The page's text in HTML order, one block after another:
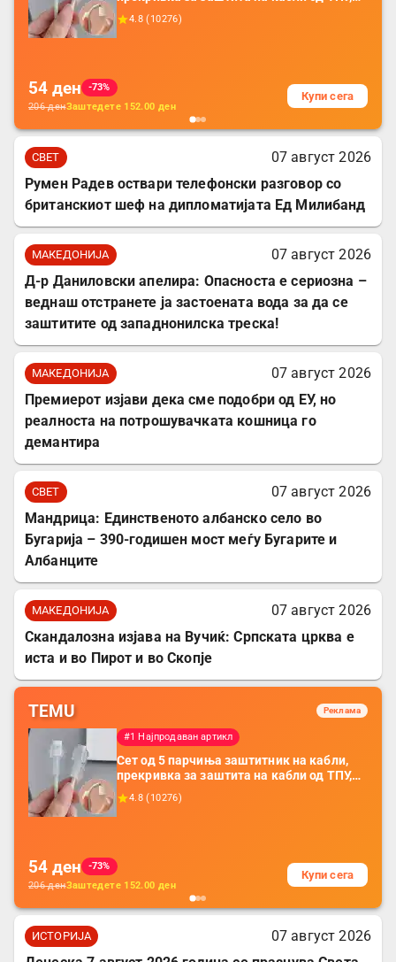
додатоци за заштита на кабли, без
батерија, за мобилни телефони, комплет
4.8 (10276)
54 ден
-73%
206денЗаштедете 152.00 ден
Купи сега
СВЕТ
07 август 2026
Румен Радев оствари телефонски разговор со
британскиот шеф на дипломатијата Ед Милибанд
МАКЕДОНИЈА
07 август 2026
Д-р Даниловски апелира: Опасноста е сериозна –
веднаш отстранете ја застоената вода за да се
заштитите од западнонилска треска!
МАКЕДОНИЈА
07 август 2026
Премиерот изјави дека сме подобри од ЕУ, но
реалноста на потрошувачката кошница го
демантира
СВЕТ
07 август 2026
Мандрица: Единственото албанско село во
Бугарија – 390-годишен мост меѓу Бугарите и
Албанците
МАКЕДОНИЈА
07 август 2026
Скандалозна изјава на Вучиќ: Српската црква е
иста и во Пирот и во Скопје
TEMU Реклама
#1 Најпродаван артикл
Сет од 5 парчиња заштитник на кабли,
прекривка за заштита на кабли од ТПУ,
додатоци за заштита на кабли, без
батерија, за мобилни телефони, комплет
4.8 (10276)
54 ден
-73%
206денЗаштедете 152.00 ден
Купи сега
ИСТОРИЈА
07 август 2026